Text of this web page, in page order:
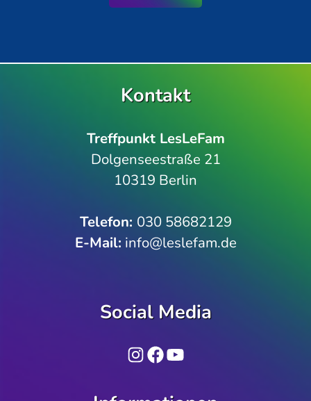
Kontakt
Treffpunkt LesLeFam
Dolgenseestraße 21
10319 Berlin
Telefon­: 030 58682129
E-Mail: info@leslefam.de
Social Media
Instagram
Facebook
YouTube